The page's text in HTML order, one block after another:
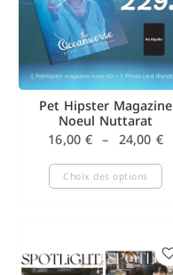
Pet Hipster Magazine
Noeul Nuttarat
16,00€ – 24,00 €
Choix des options